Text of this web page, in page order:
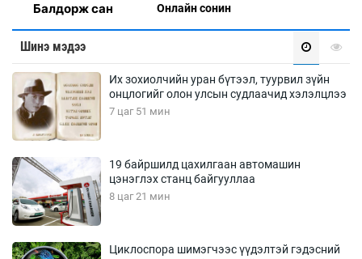
Балдорж сан Онлaйн сонин
Шинэ мэдээ
Их зохиолчийн уран бүтээл, туурвил зүйн
онцлогийг олон улсын судлаачид хэлэлцлээ
7 цаг 51 мин
19 байршилд цахилгаан автомашин
цэнэглэх станц байгууллаа
8 цаг 21 мин
Циклоспора шимэгчээс үүдэлтэй гэдэсний